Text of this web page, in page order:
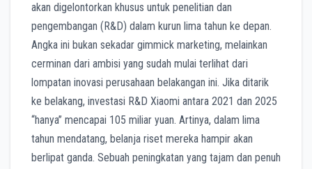
akan digelontorkan khusus untuk penelitian dan
pengembangan (R&D) dalam kurun lima tahun ke depan.
Angka ini bukan sekadar gimmick marketing, melainkan
cerminan dari ambisi yang sudah mulai terlihat dari
lompatan inovasi perusahaan belakangan ini. Jika ditarik
ke belakang, investasi R&D Xiaomi antara 2021 dan 2025
“hanya” mencapai 105 miliar yuan. Artinya, dalam lima
tahun mendatang, belanja riset mereka hampir akan
berlipat ganda. Sebuah peningkatan yang tajam dan penuh